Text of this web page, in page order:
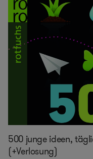
500 junge ideen,
(+Verlosung)